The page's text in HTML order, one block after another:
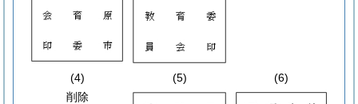
(4) (5)
(6)
削除